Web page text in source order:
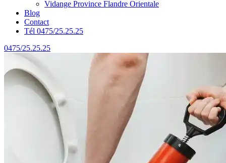
Vidange Province Flandre Orientale
Blog
Contact
Tél 0475/25.25.25
0475/25.25.25